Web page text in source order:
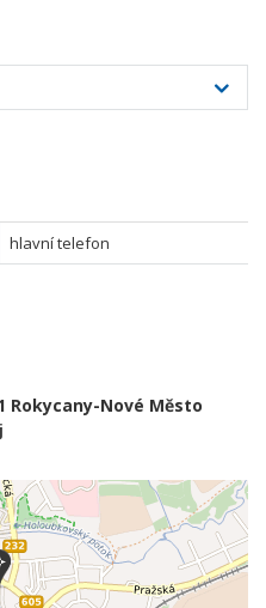
hlavní telefon
Rokycany-Nové Město